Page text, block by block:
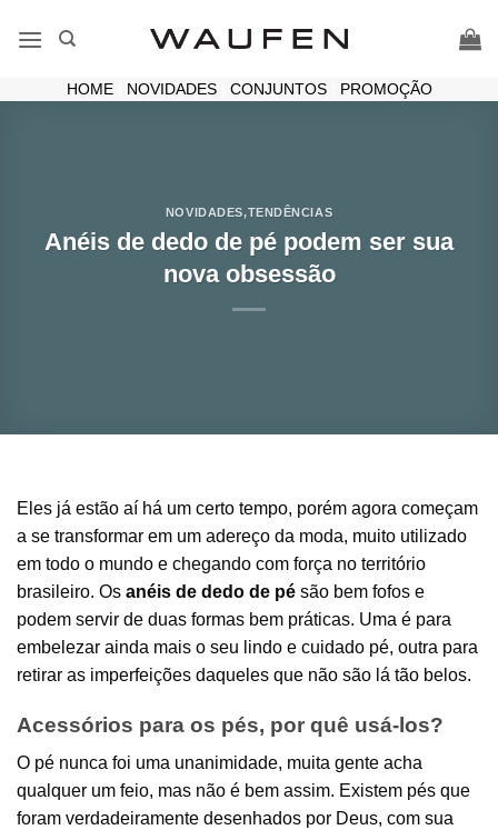
HOME| NOVIDADES| CONJUNTOS| PROMOÇÃO
NOVIDADES,TENDÊNCIAS
Anéis de dedo de pé podem ser sua
nova obsessão
Eles já estão aí há um certo tempo, porém agora começam
a se transformar em um adereço da moda, muito utilizado
em todo o mundo e chegando com força no território
brasileiro. Os anéis de dedo de pé são bem fofos e
podem servir de duas formas bem práticas. Uma é para
embelezar ainda mais o seu lindo e cuidado pé, outra para
retirar as imperfeições daqueles que não são lá tão belos.
Acessórios para os pés, por quê usá-los?
O pé nunca foi uma unanimidade, muita gente acha
qualquer um feio, mas não é bem assim. Existem pés que
foram verdadeiramente desenhados por Deus, com sua